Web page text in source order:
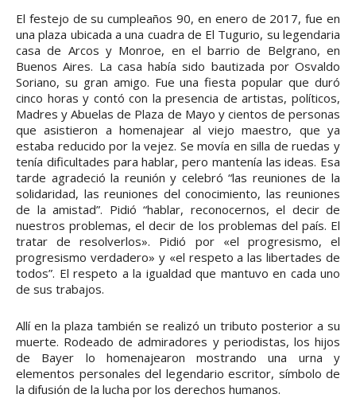
El festejo de su cumpleaños 90, en enero de 2017, fue en
una plaza ubicada a una cuadra de El Tugurio, su legendaria
casa de Arcos y Monroe, en el barrio de Belgrano, en
Buenos Aires. La casa había sido bautizada por Osvaldo
Soriano, su gran amigo. Fue una fiesta popular que duró
cinco horas y contó con la presencia de artistas, políticos,
Madres y Abuelas de Plaza de Mayo y cientos de personas
que asistieron a homenajear al viejo maestro, que ya
estaba reducido por la vejez. Se movía en silla de ruedas y
tenía dificultades para hablar, pero mantenía las ideas. Esa
tarde agradeció la reunión y celebró “las reuniones de la
solidaridad, las reuniones del conocimiento, las reuniones
de la amistad”. Pidió “hablar, reconocernos, el decir de
nuestros problemas, el decir de los problemas del país. El
tratar de resolverlos». Pidió por «el progresismo, el
progresismo verdadero» y «el respeto a las libertades de
todos”. El respeto a la igualdad que mantuvo en cada uno
de sus trabajos.
Allí en la plaza también se realizó un tributo posterior a su
muerte. Rodeado de admiradores y periodistas, los hijos
de Bayer lo homenajearon mostrando una urna y
elementos personales del legendario escritor, símbolo de
la difusión de la lucha por los derechos humanos.